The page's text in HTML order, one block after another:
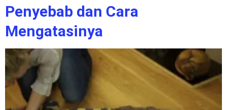
Penyebab dan Cara
Mengatasinya